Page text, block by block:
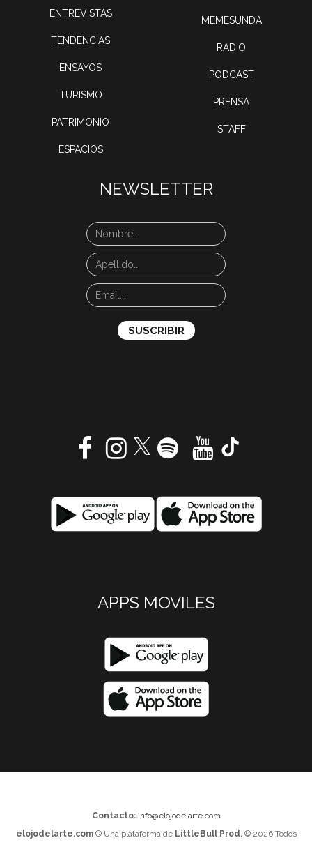
ENTREVISTAS
TENDENCIAS
ENSAYOS
TURISMO
PATRIMONIO
ESPACIOS
MEMESUNDA
RADIO
PODCAST
PRENSA
STAFF
NEWSLETTER
APPS MOVILES
Contacto: info@elojodelarte.com
elojodelarte.com® Una plataforma de LittleBull Prod.© 2026 Todos